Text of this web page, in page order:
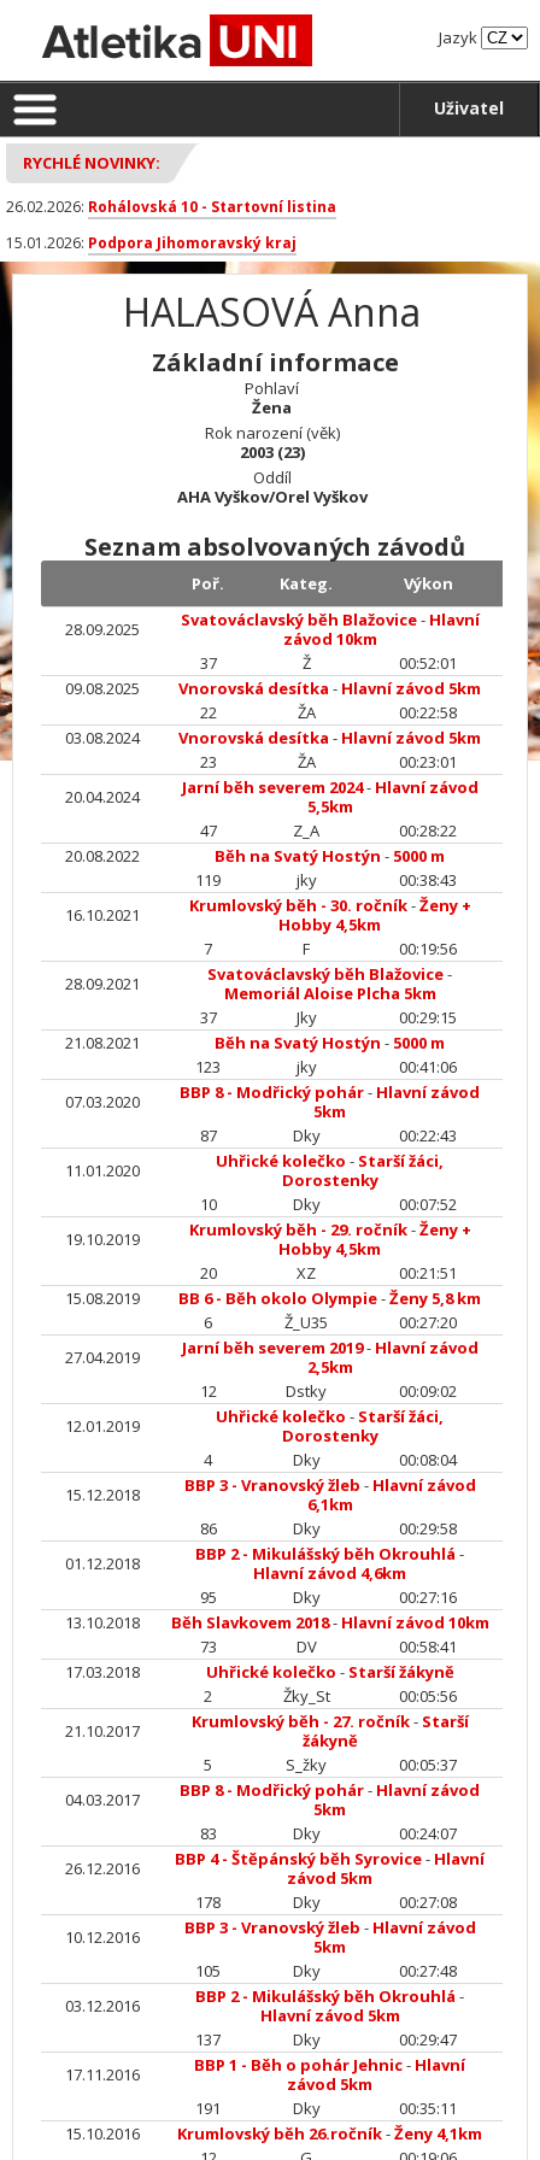
Jazyk
Uživatel
RYCHLÉ NOVINKY:
26.02.2026: Rohálovská 10 - Startovní listina
15.01.2026: Podpora Jihomoravský kraj
HALASOVÁ Anna
Základní informace
Pohlaví
Žena
Rok narození (věk)
2003 (23)
Oddíl
AHA Vyškov/Orel Vyškov
Seznam absolvovaných závodů
Poř. Kateg. Výkon
28.09.2025 Svatováclavský běh Blažovice- Hlavní
závod 10km
37
Ž
00:52:01
09.08.2025
Vnorovská desítka - Hlavní závod 5km
22
ŽA
00:22:58
03.08.2024
Vnorovská desítka - Hlavní závod 5km
23
ŽA
00:23:01
20.04.2024
Jarní běh severem 2024- Hlavní závod
5,5km
47
Z_A
00:28:22
20.08.2022
Běh na Svatý Hostýn - 5000 m
119
jky
00:38:43
16.10.2021
Krumlovský běh - 30. ročník-Ženy +
Hobby 4,5km
7
F
00:19:56
28.09.2021
Svatováclavský běh Blažovice-
Memoriál Aloise Plcha 5km
37
Jky
00:29:15
21.08.2021
Běh na Svatý Hostýn - 5000 m
123
jky
00:41:06
07.03.2020
BBP 8 - Modřický pohár- Hlavní závod
5km
87
Dky
00:22:43
11.01.2020
Uhřické kolečko - Starší žáci,
Dorostenky
10
Dky
00:07:52
19.10.2019
Krumlovský běh - 29. ročník-Ženy +
Hobby 4,5km
20
XZ
00:21:51
15.08.2019
BB 6 - Běh okolo Olympie-Ženy 5,8 km
6
Ž_U35
00:27:20
27.04.2019
Jarní běh severem 2019- Hlavní závod
2,5km
12
Dstky
00:09:02
12.01.2019
Uhřické kolečko - Starší žáci,
Dorostenky
4
Dky
00:08:04
15.12.2018
BBP 3 - Vranovský žleb - Hlavní závod
6,1km
86
Dky
00:29:58
01.12.2018
BBP 2 - Mikulášský běh Okrouhlá -
Hlavní závod 4,6km
95
Dky
00:27:16
13.10.2018
Běh Slavkovem 2018- Hlavní závod 10km
73
DV
00:58:41
17.03.2018
Uhřické kolečko - Starší žákyně
2
Žky_St
00:05:56
21.10.2017
Krumlovský běh - 27. ročník- Starší
žákyně
5
S_žky
00:05:37
04.03.2017
BBP 8 - Modřický pohár- Hlavní závod
5km
83
Dky
00:24:07
26.12.2016
BBP 4 - Štěpánský běh Syrovice- Hlavní
závod 5km
178
Dky
00:27:08
10.12.2016
BBP 3 - Vranovský žleb - Hlavní závod
5km
105
Dky
00:27:48
03.12.2016
BBP 2 - Mikulášský běh Okrouhlá -
Hlavní závod 5km
137
Dky
00:29:47
17.11.2016
BBP 1 - Běh o pohár Jehnic- Hlavní
závod 5km
191
Dky
00:35:11
15.10.2016
Krumlovský běh 26.ročník-Ženy 4,1km